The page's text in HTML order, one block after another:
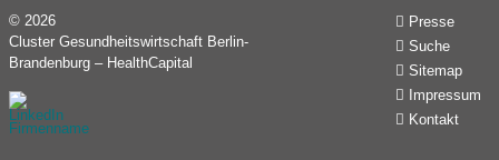
Presse
Suche
Sitemap
Impressum
Kontakt
© 2026
Cluster Gesundheitswirtschaft Berlin-
Brandenburg – HealthCapital